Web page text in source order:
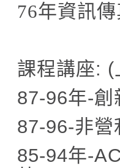
76年資訊
課程講座: (
87-96年-創
87-96-非營
85-94年-